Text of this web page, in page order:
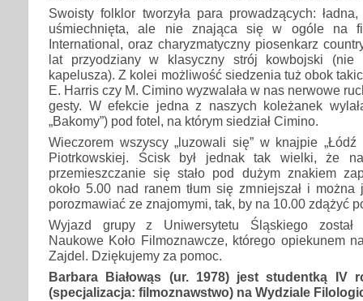
Swoisty folklor tworzyła para prowadzących:
uśmiechnięta, ale nie znająca się w ogóle na
International, oraz charyzmatyczny piosenkarz
lat przyodziany w klasyczny strój kowbojski (nie
kapelusza). Z kolei możliwość siedzenia tuż obok
E. Harris czy M. Cimino wyzwalała w nas nerwowe
gesty. W efekcie jedna z naszych koleżanek
„Bakomy”) pod fotel, na którym siedział Cimino.
Wieczorem wszyscy „luzowali się” w knajpie „Łódź
Piotrkowskiej. Ścisk był jednak tak wielki, że
przemieszczanie się stało pod dużym znakiem
około 5.00 nad ranem tłum się zmniejszał i można
porozmawiać ze znajomymi, tak, by na 10.00 zdążyć
Wyjazd grupy z Uniwersytetu Śląskiego został
Naukowe Koło Filmoznawcze, którego opiekunem
Zajdel. Dziękujemy za pomoc.
Barbara Białowąs (ur. 1978) jest studentką IV
(specjalizacja: filmoznawstwo) na Wydziale